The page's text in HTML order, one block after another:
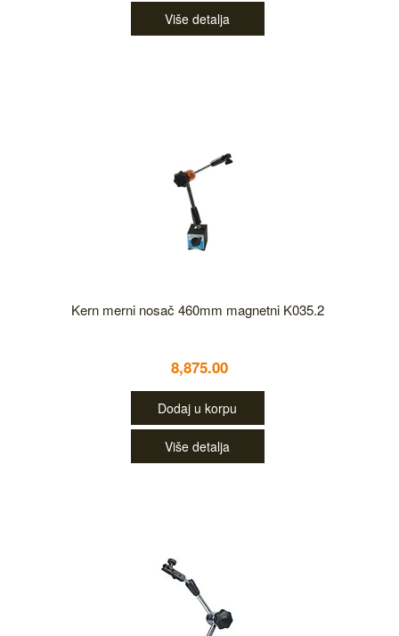
Više detalja
Kern merni nosač 460mm magnetni K035.2
8,875.00
Dodaj u korpu
Više detalja